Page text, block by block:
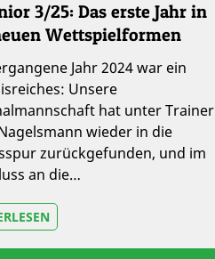
3/25: Das erste Jahr in
Wettspielformen
Jahr 2024 war ein
Unsere
hat unter Trainer
wieder in die
zurückgefunden, und im
an die…